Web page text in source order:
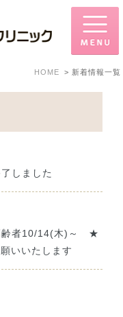
HOME 新着情報一覧
しました
齢者10/14(木)～ ★
いいたします